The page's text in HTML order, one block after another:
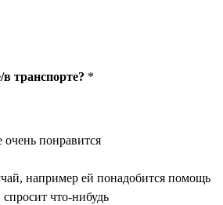
транспорте? *
очень понравится
например ей понадобится помощь
что-нибудь